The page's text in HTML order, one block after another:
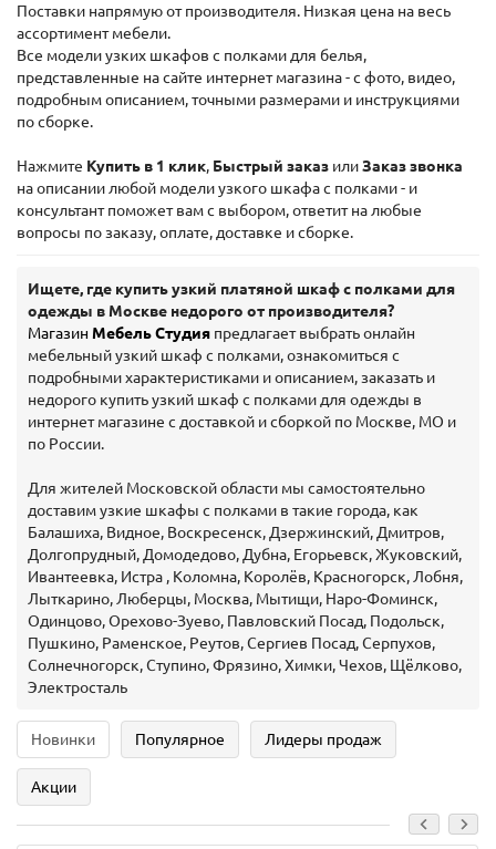
Поставки напрямую от производителя. Низкая цена на весь
ассортимент мебели.
Все модели узких шкафов с полками для белья,
представленные на сайте интернет магазина - с фото, видео,
подробным описанием, точными размерами и инструкциями
по сборке.
Нажмите Купить в 1 клик, Быстрый заказ илиЗаказ звонка
на описании любой модели узкого шкафа с полками - и
консультант поможет вам с выбором, ответит на любые
вопросы по заказу, оплате, доставке и сборке.
Ищете, где купить узкий платяной шкаф с полками для
одежды в Москве недорого от производителя?
Магазин Мебель Студия предлагает выбрать онлайн
мебельный узкий шкаф с полками, ознакомиться с
подробными характеристиками и описанием, заказать и
недорого купить узкий шкаф с полками для одежды в
интернет магазине с доставкой и сборкой по Москве, МО и
по России.
Для жителей Московской области мы самостоятельно
доставим узкие шкафы с полками в такие города, как
Балашиха, Видное, Воскресенск, Дзержинский, Дмитров,
Долгопрудный, Домодедово, Дубна, Егорьевск, Жуковский,
Ивантеевка, Истра , Коломна, Королёв, Красногорск, Лобня,
Лыткарино, Люберцы, Москва, Мытищи, Наро-Фоминск,
Одинцово, Орехово-Зуево, Павловский Посад, Подольск,
Пушкино, Раменское, Реутов, Сергиев Посад, Серпухов,
Солнечногорск, Ступино, Фрязино, Химки, Чехов, Щёлково,
Электросталь
Новинки Популярное Лидеры продаж
Акции